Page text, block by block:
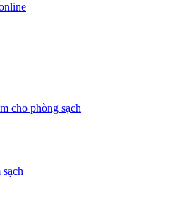
cho phòng sạch